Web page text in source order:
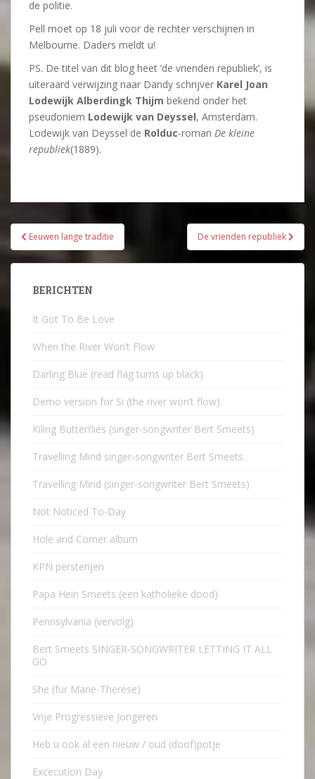
de politie.
Pell moet op 18 juli voor de rechter verschijnen in
Melbourne. Daders meldt u!
PS. De titel van dit blog heet ‘de vrienden republiek’, is
uiteraard verwijzing naar Dandy schrijver Karel Joan
Lodewijk Alberdingk Thijm bekend onder het
pseudoniem Lodewijk van Deyssel, Amsterdam.
Lodewijk van Deyssel de Rolduc-roman De kleine
republiek(1889).
Bericht
navigatie
Eeuwen lange traditie De vrienden republiek
BERICHTEN
It Got To Be Love
When the River Won’t Flow
Darling Blue (read flag turns up black)
Demo version for Si (the river won’t flow)
Kiling Butterflies (singer-songwriter Bert Smeets)
Travelling Mind singer-songwriter Bert Smeets
Travelling Mind (singer-songwriter Bert Smeets)
Not Noticed To-Day
Hole and Corner album
KPN persterijen
Papa Hein Smeets (een katholieke dood)
Pennsylvania (vervolg)
Bert Smeets SINGER-SONGWRITER LETTING IT ALL
GO
She (für Marie-Therese)
Vrije Progressieve Jongeren
Heb u ook al een nieuw / oud (doof)potje
Excecution Day